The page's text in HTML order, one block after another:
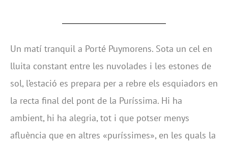
Un matí tranquil a Porté Puymorens. Sota un cel en
lluita constant entre les nuvolades i les estones de
sol, l’estació es prepara per a rebre els esquiadors en
la recta final del pont de la Puríssima. Hi ha
ambient, hi ha alegria, tot i que potser menys
afluència que en altres «puríssimes», en les quals la